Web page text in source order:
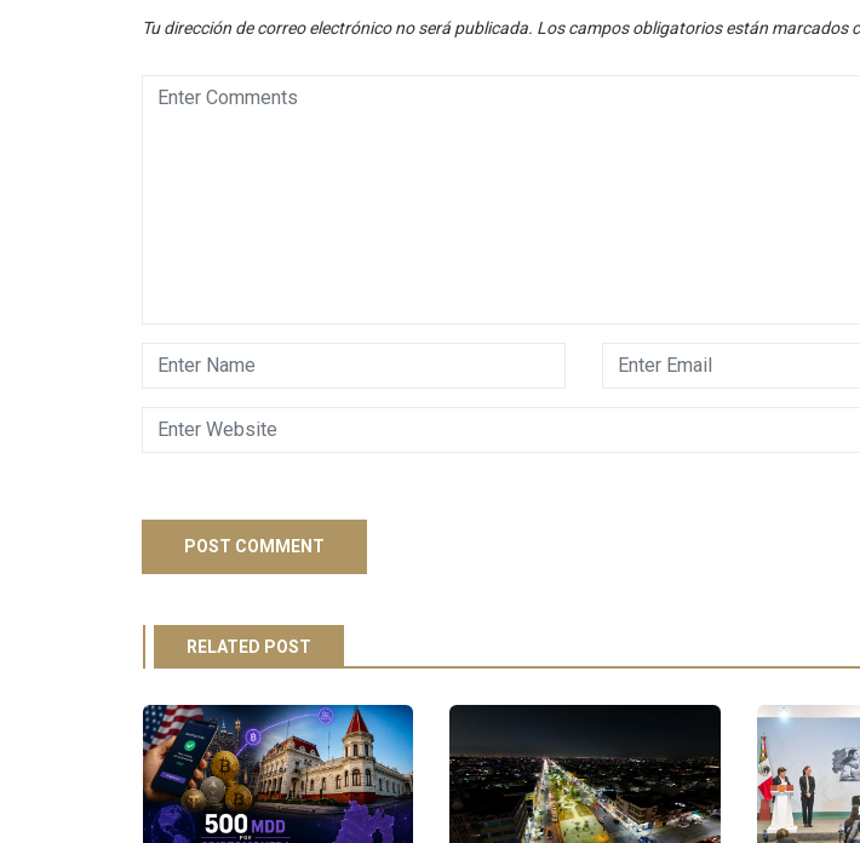
Tu dirección de correo electrónico no será publicada. Los campos obligatorios están marcados
RELATED POST